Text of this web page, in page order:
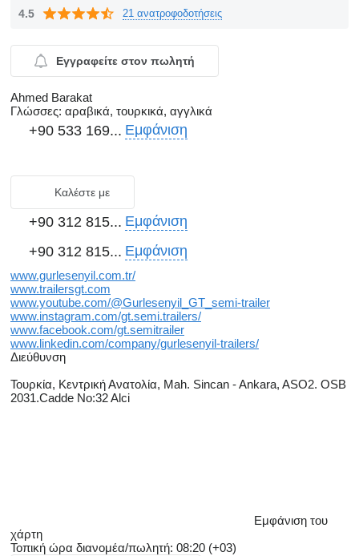
4.5 21 ανατροφοδοτήσεις
Εγγραφείτε στον πωλητή
Ahmed Barakat
Γλώσσες: αραβικά, τουρκικά, αγγλικά
+90 533 169... Εμφάνιση
Καλέστε με
+90 312 815... Εμφάνιση
+90 312 815... Εμφάνιση
www.gurlesenyil.com.tr/
www.trailersgt.com
www.youtube.com/@Gurlesenyil_GT_semi-trailer
www.instagram.com/gt.semi.trailers/
www.facebook.com/gt.semitrailer
www.linkedin.com/company/gurlesenyil-trailers/
Διεύθυνση
Τουρκία, Κεντρική Ανατολία, Mah. Sincan - Ankara, ASO2. OSB
2031.Cadde No:32 Alci
Εμφάνιση του
χάρτη
Τοπική ώρα διανομέα/πωλητή: 08:20 (+03)